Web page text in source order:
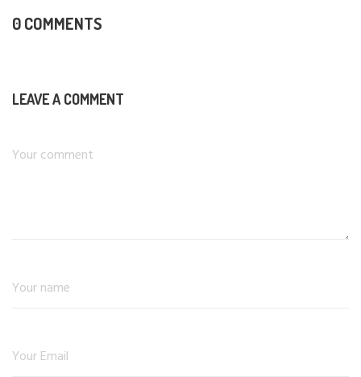
0 COMMENTS
LEAVE A COMMENT